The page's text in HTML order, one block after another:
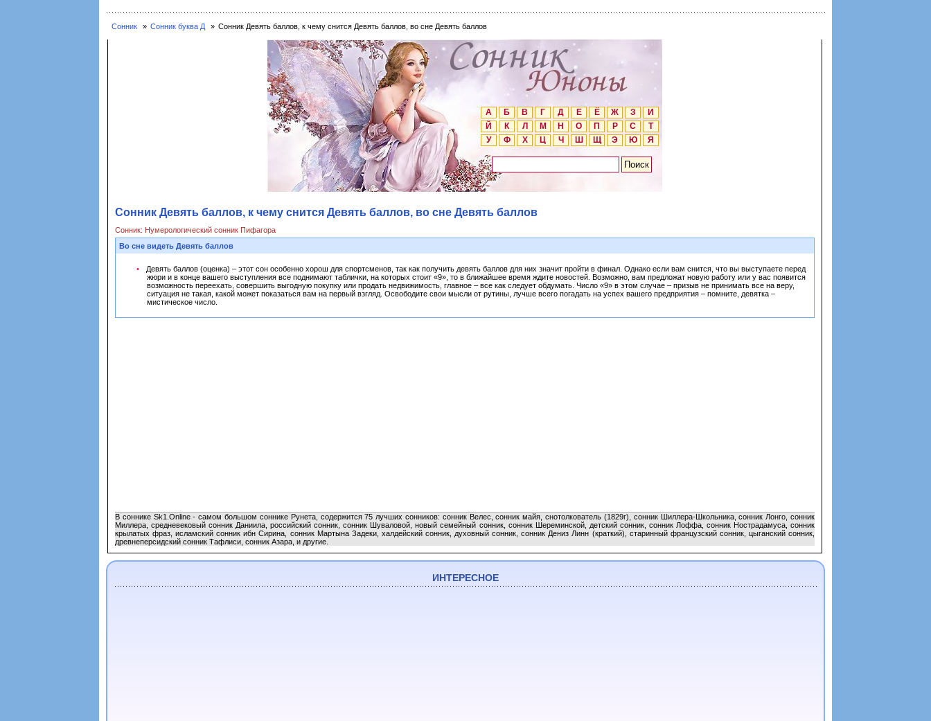
Сонник Сонник буква Д Сонник Девять баллов, к чему снится Девять баллов, во сне Девять баллов
А Б В Г Д Е Ё Ж З
И
Й
К Л М Н О П Р С
Т
У
Ф Х Ц Ч Ш Щ Э Ю Я
Сонник Девять баллов, к чему снится Девять баллов, во сне Девять баллов
Сонник: Нумерологический сонник Пифагора
Во сне видеть Девять баллов
Девять баллов (оценка) – этот сон особенно хорош для спортсменов, так как получить девять баллов для них значит пройти в финал. Однако если вам снится, что вы выступаете перед
жюри и в конце вашего выступления все поднимают таблички, на которых стоит «9», то в ближайшее время ждите новостей. Возможно, вам предложат новую работу или у вас появится
возможность переехать, совершить выгодную покупку или продать недвижимость, главное – все как следует обдумать. Число «9» в этом случае – призыв не принимать все на веру,
ситуация не такая, какой может показаться вам на первый взгляд. Освободите свои мысли от рутины, лучше всего погадать на успех вашего предприятия – помните, девятка –
мистическое число.
В соннике Sk1.Online - самом большом соннике Рунета, содержится 75 лучших сонников: сонник Велес, сонник майя, снотолкователь (1829г), сонник Шиллера-Школьника, сонник Лонго, сонник
Миллера, средневековый сонник Даниила, российский сонник, сонник Шуваловой, новый семейный сонник, сонник Шереминской, детский сонник, сонник Лоффа, сонник Нострадамуса, сонник
крылатых фраз, исламский сонник ибн Сирина, сонник Мартына Задеки, халдейский сонник, духовный сонник, сонник Дениз Линн (краткий), старинный французский сонник, цыганский сонник,
древнеперсидский сонник Тафлиси, сонник Азара, и другие.
ИНТЕРЕСНОЕ